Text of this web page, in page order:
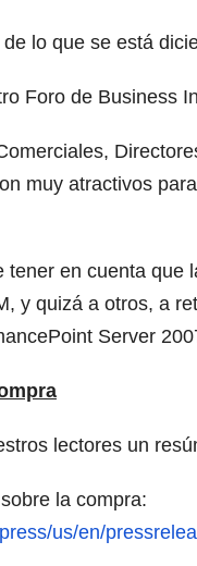
lo que se está
Foro de Business
muy atractivos
tener en cuenta que
y quizá a otros, a
Server
lectores un
la compra:
us/en/